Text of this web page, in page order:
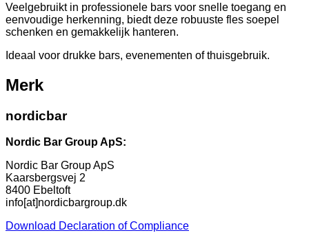
Veelgebruikt in professionele bars voor snelle toegang en
eenvoudige herkenning, biedt deze robuuste fles soepel
schenken en gemakkelijk hanteren.
Ideaal voor drukke bars, evenementen of thuisgebruik.
Merk
nordicbar
Nordic Bar Group ApS:
Nordic Bar Group ApS
Kaarsbergsvej 2
8400 Ebeltoft
info[at]nordicbargroup.dk
Download Declaration of Compliance